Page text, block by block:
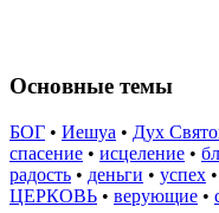
Основные темы
БОГ • Иешуа • Дух
спасение • исцеление •
радость • деньги • успех •
ЦЕРКОВЬ • верующие •